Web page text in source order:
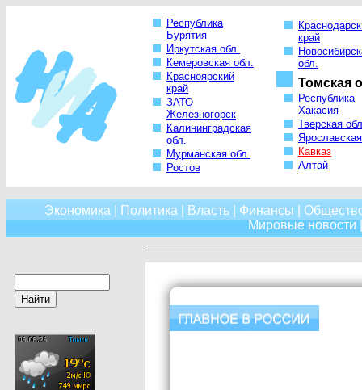
Республика
Бурятия
Иркутская обл.
Кемеровская обл.
Красноярский
край
ЗАТО
Железногорск
Калининградская
обл.
Мурманская обл.
Ростов
край
обл.
Томская
Республика
Хакасия
Тверская
Кавказ
Алтай
Экономика Политика Власть Финансы
Мировые новости